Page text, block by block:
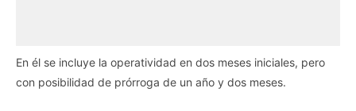
En él se incluye la operatividad en dos meses iniciales, pero
con posibilidad de prórroga de un año y dos meses.